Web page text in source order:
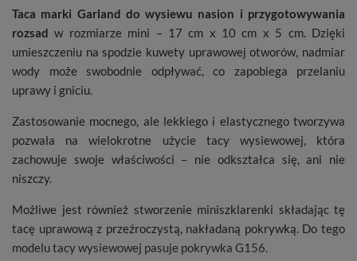
Taca marki Garland do wysiewu nasion i przygotowywania
rozsad w rozmiarze mini – 17 cm x 10 cm x 5 cm. Dzięki
umieszczeniu na spodzie kuwety uprawowej otworów, nadmiar
wody może swobodnie odpływać, co zapobiega przelaniu
uprawy i gniciu.
Zastosowanie mocnego, ale lekkiego i elastycznego tworzywa
pozwala na wielokrotne użycie tacy wysiewowej, która
zachowuje swoje właściwości – nie odkształca się, ani nie
niszczy.
Możliwe jest również stworzenie miniszklarenki składając tę
tacę uprawową z przeźroczystą, nakładaną pokrywką. Do tego
modelu tacy wysiewowej pasuje pokrywka G156.